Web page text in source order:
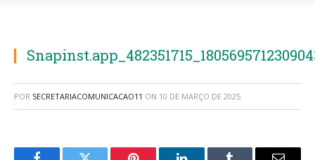
POR SECRETARIACOMUNICACAO11 ON 10 DE MARÇO DE 2025